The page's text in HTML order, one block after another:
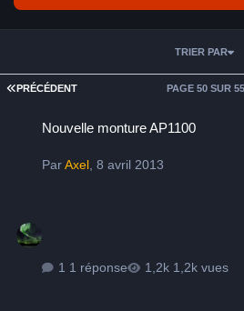
PREMIÈRE PAGE
PRÉCÉDENT PAGE 50 SUR 55
TRIER PAR
Nouvelle monture AP1100
ParAxel ,8 avril 2013
1 réponse 1,2k vues